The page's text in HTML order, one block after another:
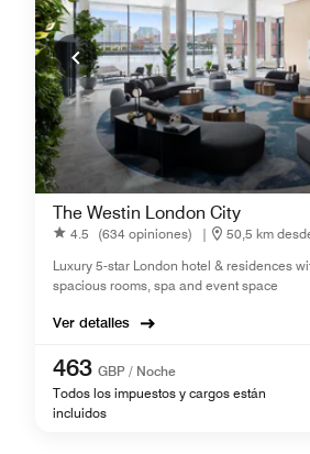
The Westin London City
4.5 (634 opiniones) |
50,5 km
Luxury 5-star London hotel & residences
spacious rooms, spa and event space
Ver detalles
463 GBP / Noche
Todos los impuestos y cargos están
incluidos